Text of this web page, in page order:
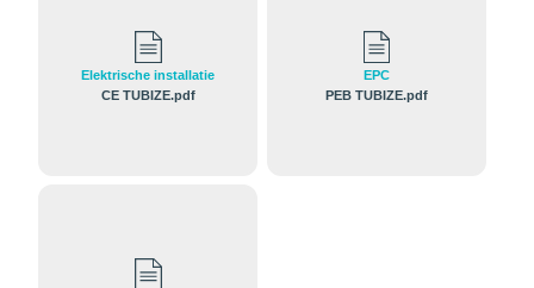
Elektrische installatie
CE TUBIZE.pdf
EPC
PEB TUBIZE.pdf